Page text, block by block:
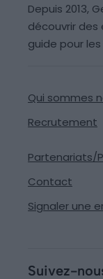
Depuis 2013,
découvrir
guide pour
Qui sommes
Recrutement
Partenariats/
Contact
Signaler une
Suivez-